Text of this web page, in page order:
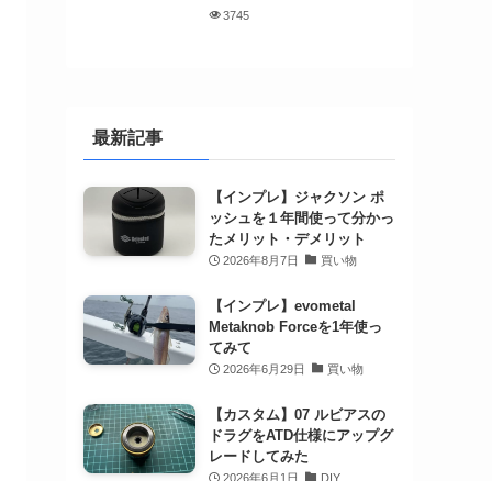
3745
最新記事
【インプレ】ジャクソン ポ
ッシュを１年間使って分かっ
たメリット・デメリット
2026年8月7日 買い物
【インプレ】evometal
Metaknob Forceを1年使っ
てみて
2026年6月29日 買い物
【カスタム】07 ルビアスの
ドラグをATD仕様にアップグ
レードしてみた
2026年6月1日 DIY